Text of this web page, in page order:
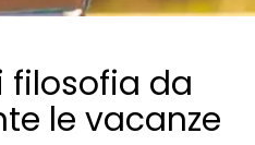
filosofia da
le vacanze